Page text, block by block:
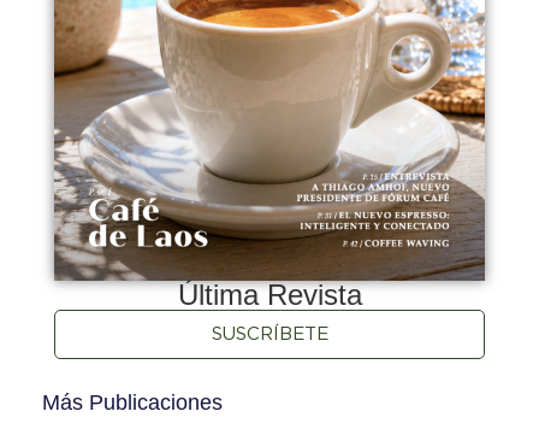
Última Revista
SUSCRÍBETE
Más Publicaciones